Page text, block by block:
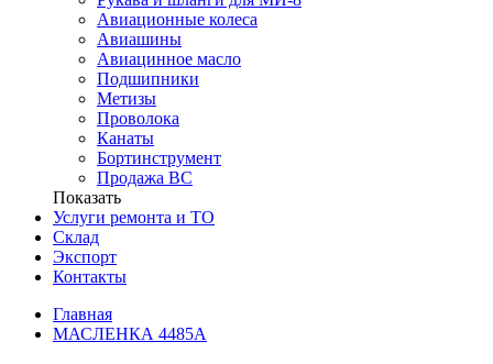
Авиационные колеса
Авиашины
Авиацинное масло
Подшипники
Метизы
Проволока
Канаты
Бортинструмент
Продажа ВС
Показать
Услуги ремонта и ТО
Склад
Экспорт
Контакты
Главная
МАСЛЕНКА 4485А